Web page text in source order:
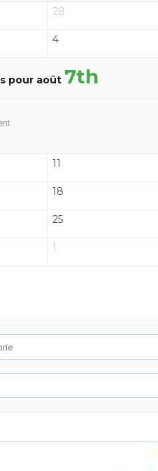
28
4
pour août 7th
11
18
25
1